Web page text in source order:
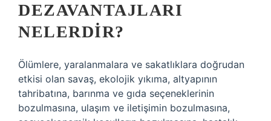
DEZAVANTAJLARI
NELERDIR?
Ölümlere, yaralanmalara ve sakatlıklara doğrudan
etkisi olan savaş, ekolojik yıkıma, altyapının
tahribatına, barınma ve gıda seçeneklerinin
bozulmasına, ulaşım ve iletişimin bozulmasına,